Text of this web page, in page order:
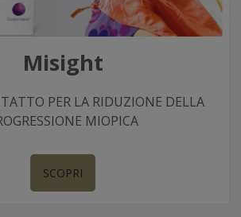
Misight
PER LA RIDUZIONE DELLA
MIOPICA
SCOPRI